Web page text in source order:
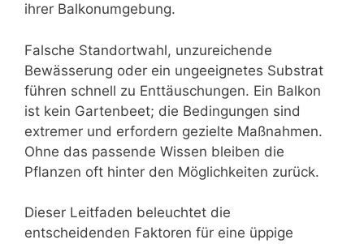
ihrer Balkonumgebung.
Falsche Standortwahl, unzureichende
Bewässerung oder ein ungeeignetes Substrat
führen schnell zu Enttäuschungen. Ein Balkon
ist kein Gartenbeet; die Bedingungen sind
extremer und erfordern gezielte Maßnahmen.
Ohne das passende Wissen bleiben die
Pflanzen oft hinter den Möglichkeiten zurück.
Dieser Leitfaden beleuchtet die
entscheidenden Faktoren für eine üppige